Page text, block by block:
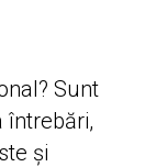
Sunt
întrebări,
și